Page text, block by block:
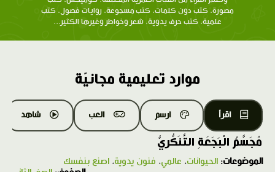
مصورة، كتب دون كلمات، كتب مسجوعة، روايات فصول، كتب
علمية، كتب حرف يدوية، شعر وخواطر وغيرها الكثير...
موارد تعليمية مجانيّة
اقرأ ارسم العب شاهد
مُجَسَّمُ الْبَجَعَةِ التَّنَكُّريُّ
الموضوعات: الحيوانات، عالمي، فنون يدوية، اصنع بنفسك